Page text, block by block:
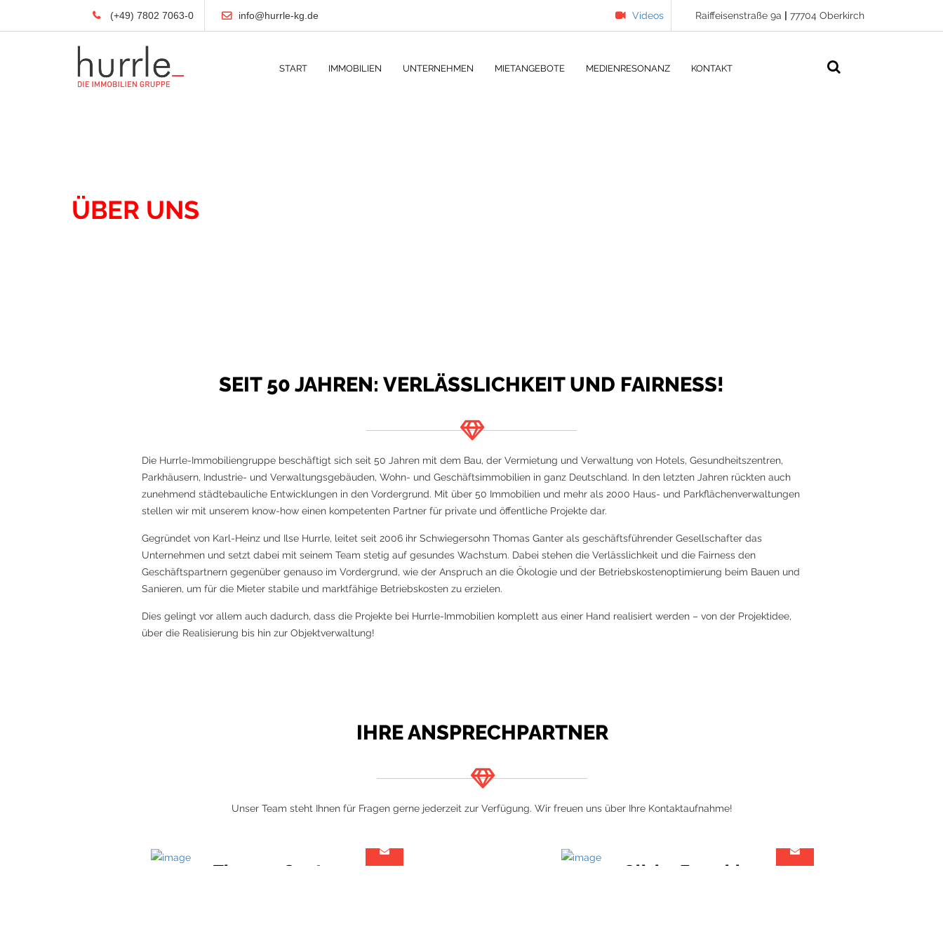
(+49) 7802 7063-0 info@hurrle-kg.de Videos Raiffeisenstraße 9a | 77704 Oberkirch
START IMMOBILIEN UNTERNEHMEN MIETANGEBOTE MEDIENRESONANZ KONTAKT
ÜBER UNS
SEIT 50 JAHREN: VERLÄSSLICHKEIT UND FAIRNESS!
Die Hurrle-Immobiliengruppe beschäftigt sich seit 50 Jahren mit dem Bau, der Vermietung und Verwaltung von Hotels, Gesundheitszentren,
Parkhäusern, Industrie- und Verwaltungsgebäuden, Wohn- und Geschäftsimmobilien in ganz Deutschland. In den letzten Jahren rückten auch
zunehmend städtebauliche Entwicklungen in den Vordergrund. Mit über 50 Immobilien und mehr als 2000 Haus- und Parkflächenverwaltungen
stellen wir mit unserem know-how einen kompetenten Partner für private und öffentliche Projekte dar.
Gegründet von Karl-Heinz und Ilse Hurrle, leitet seit 2006 ihr Schwiegersohn Thomas Ganter als geschäftsführender Gesellschafter das
Unternehmen und setzt dabei mit seinem Team stetig auf gesundes Wachstum. Dabei stehen die Verlässlichkeit und die Fairness den
Geschäftspartnern gegenüber genauso im Vordergrund, wie der Anspruch an die Ökologie und der Betriebskostenoptimierung beim Bauen und
Sanieren, um für die Mieter stabile und marktfähige Betriebskosten zu erzielen.
Dies gelingt vor allem auch dadurch, dass die Projekte bei Hurrle-Immobilien komplett aus einer Hand realisiert werden – von der Projektidee,
über die Realisierung bis hin zur Objektverwaltung!
IHRE ANSPRECHPARTNER
Unser Team steht Ihnen für Fragen gerne jederzeit zur Verfügung. Wir freuen uns über Ihre Kontaktaufnahme!
Thomas Ganter Olivier Forschle